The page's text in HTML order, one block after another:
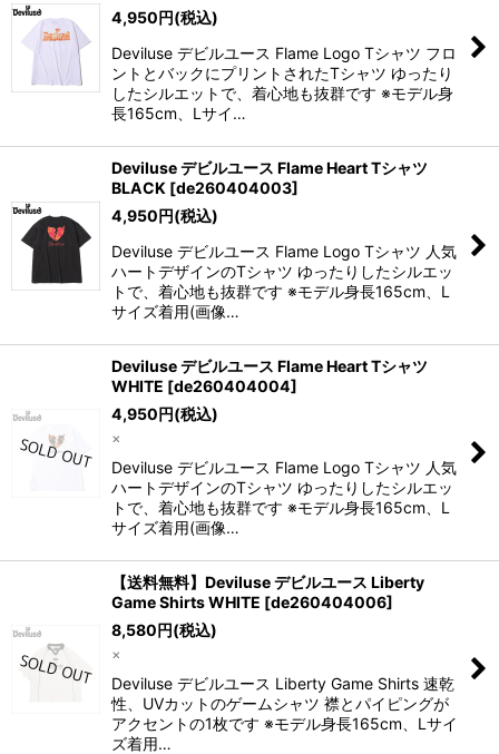
4,950円(税込)
Deviluse デビルユース Flame Logo Tシャツ フロ
ントとバックにプリントされたTシャツ ゆったり
したシルエットで、着心地も抜群です ※モデル身
長165cm、Lサイ…
Deviluse デビルユース Flame Heart Tシャツ
BLACK [de260404003]
4,950円(税込)
Deviluse デビルユース Flame Logo Tシャツ 人気
ハートデザインのTシャツ ゆったりしたシルエッ
トで、着心地も抜群です ※モデル身長165cm、L
サイズ着用(画像…
Deviluse デビルユース Flame Heart Tシャツ
WHITE [de260404004]
4,950円(税込)
×
Deviluse デビルユース Flame Logo Tシャツ 人気
ハートデザインのTシャツ ゆったりしたシルエッ
トで、着心地も抜群です ※モデル身長165cm、L
サイズ着用(画像…
【送料無料】Deviluse デビルユース Liberty
Game Shirts WHITE [de260404006]
8,580円(税込)
×
Deviluse デビルユース Liberty Game Shirts 速乾
性、UVカットのゲームシャツ 襟とパイピングが
アクセントの1枚です ※モデル身長165cm、Lサイ
ズ着用…